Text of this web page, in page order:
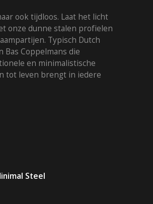
ook tijdloos. Laat het licht
onze dunne stalen profielen
Typisch Dutch
Bas Coppelmans die
en minimalistische
tot leven brengt in iedere
Steel